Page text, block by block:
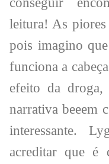
leitura! As piores
pois imagino
funciona a
efeito da
narrativa beeem
interessante.
acreditar que é